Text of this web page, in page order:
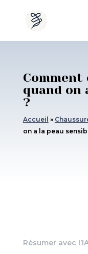
quand on
?
Accueil »
on a la peau
Résumer avec